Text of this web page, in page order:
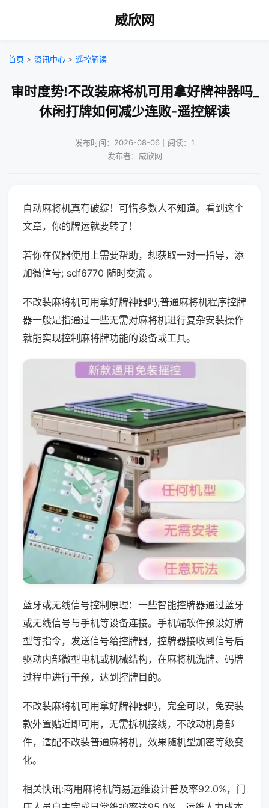
威欣网
首页 > 资讯中心 > 遥控解读
审时度势!不改装麻将机可用拿好牌神器吗_
休闲打牌如何减少连败-遥控解读
发布时间：2026-08-06｜阅读：1
发布者：威欣网
自动麻将机真有破绽！可惜多数人不知道。看到这个
文章，你的牌运就要转了！
若你在仪器使用上需要帮助，想获取一对一指导，添
加微信号; sdf6770 随时交流 。
不改装麻将机可用拿好牌神器吗;普通麻将机程序控牌
器一般是指通过一些无需对麻将机进行复杂安装操作
就能实现控制麻将牌功能的设备或工具。
蓝牙或无线信号控制原理：一些智能控牌器通过蓝牙
或无线信号与手机等设备连接。手机端软件预设好牌
型等指令，发送信号给控牌器，控牌器接收到信号后
驱动内部微型电机或机械结构，在麻将机洗牌、码牌
过程中进行干预，达到控牌目的。
不改装麻将机可用拿好牌神器吗，完全可以，免安装
款外置贴近即可用，无需拆机接线，不改动机身部
件，适配不改装普通麻将机，效果随机型加密等级变
化。
相关快讯:商用麻将机简易运维设计普及率92.0%，门